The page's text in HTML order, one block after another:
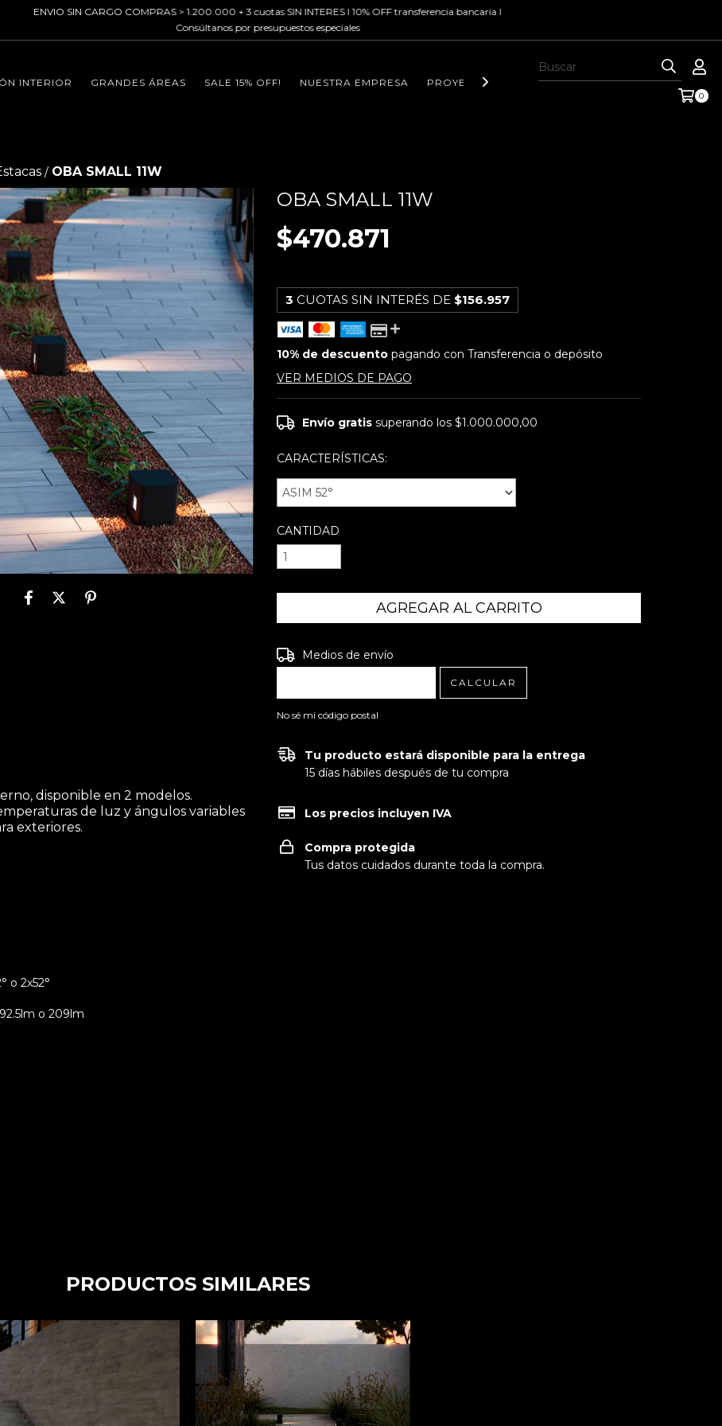
SIN CARGO COMPRAS > 1.200.000 + 3 cuotas SIN INTERES I 10% OFF transferencia bancaria I
Consúltanos por presupuestos especiales
INTERIOR GRANDES ÁREAS SALE 15% OFF! NUESTRA EMPRESA PROYECTOS Y NOTAS DE INTERÉS CONTACTO
0
/ OBA SMALL 11W
disponible en 2 modelos.
de luz y ángulos variables
exteriores.
o 2x52°
o 209lm
OBA SMALL 11W
$470.871
3 CUOTAS SIN INTERÉS DE $156.957
10% de descuento pagando con Transferencia o depósito
VER MEDIOS DE PAGO
Envío gratis superando los$1.000.000,00
CARACTERÍSTICAS:
CANTIDAD
Entregas para el CP:
Medios de envío
CALCULAR
No sé mi código postal
Tu producto estará disponible para la entrega
15 días hábiles después de tu compra
Los precios incluyen IVA
Compra protegida
Tus datos cuidados durante toda la compra.
PRODUCTOS SIMILARES